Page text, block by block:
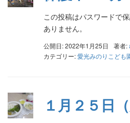
この投稿はパスワードで
ありません。
公開日: 2022年1月25日 著者:
カテゴリー:愛光みのりこども
１月２５日（